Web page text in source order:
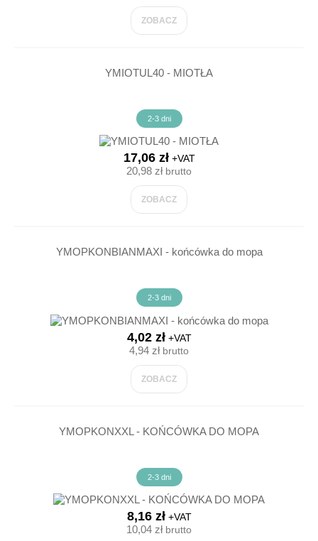
ZOBACZ
YMIOTUL40 - MIOTŁA
2-3 dni
17,06 zł+VAT
20,98 złbrutto
ZOBACZ
YMOPKONBIANMAXI - końcówka do mopa
2-3 dni
4,02 zł+VAT
4,94 złbrutto
ZOBACZ
YMOPKONXXL - KOŃCÓWKA DO MOPA
2-3 dni
8,16 zł+VAT
10,04 złbrutto